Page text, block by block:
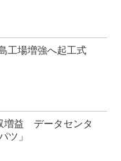
工場増強へ起工式
増益 データセンタ
ツ」